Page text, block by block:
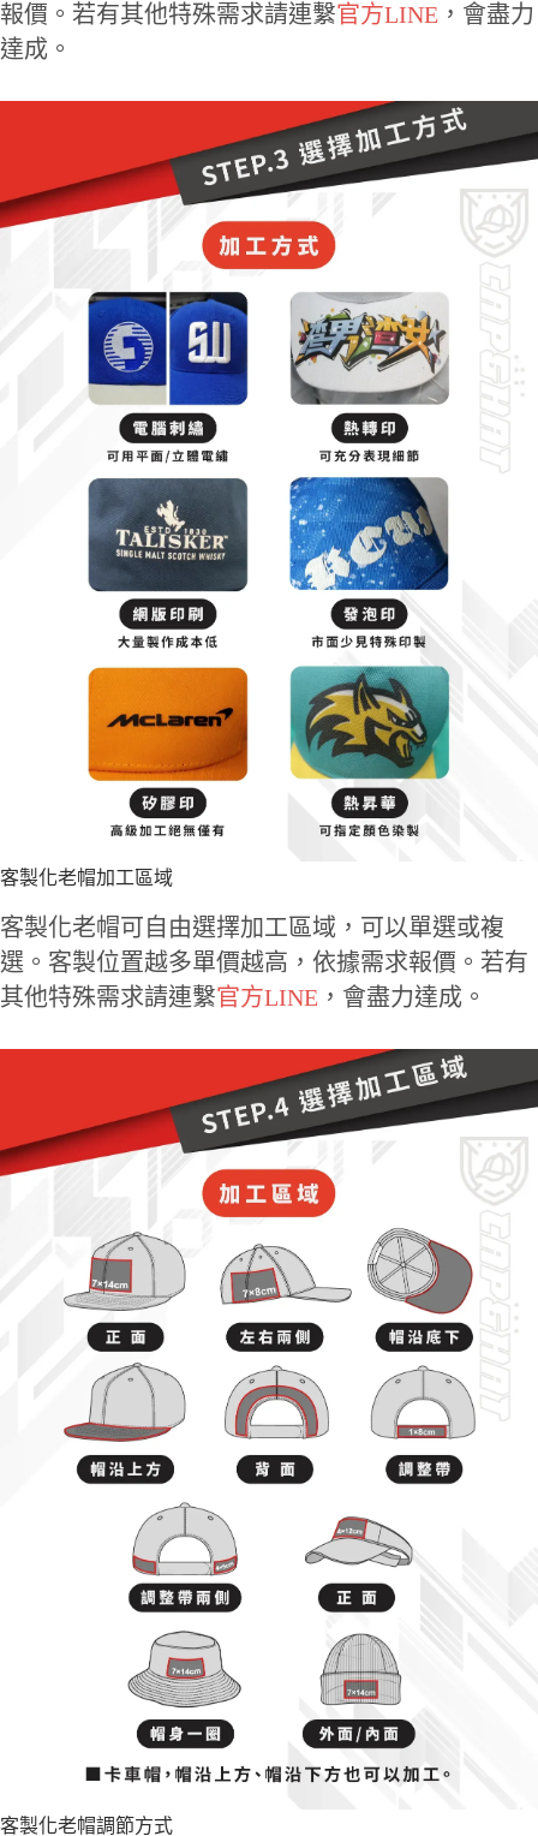
報價。若有其他特殊需求請連繫官方LINE ，會盡力
達成。
客製化老帽加工區域
客製化老帽可自由選擇加工區域，可以單選或複
選。客製位置越多單價越高，依據需求報價。若有
其他特殊需求請連繫官方LINE ，會盡力達成。
客製化老帽調節方式